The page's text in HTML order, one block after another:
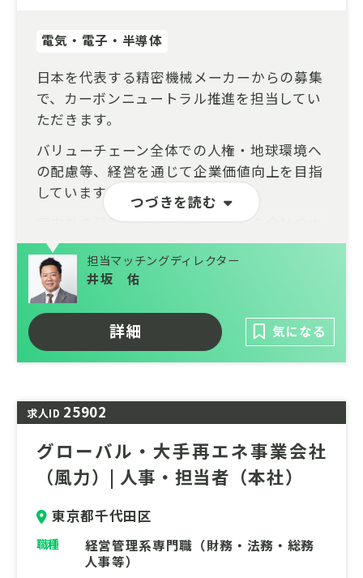
われます。
ノロジーに触れたい」「地球の未来に貢献し
たい」そんなあなたの情熱を、ぜひ当社で形
にしませんか？
つづきを読む
電気・電子・半導体
日本を代表する精密機械メーカーからの募集
で、カーボンニュートラル推進を担当してい
ただきます。
バリューチェーン全体での人権・地球環境へ
の配慮等、経営を通じて企業価値向上を目指
しています。
国内外の最新動向を読み解きながら全社のカ
ーボンニュートラル推進立案から実行までを
担っていただくポジションです。
将来的にはサステナビリティ推進活動の戦略
策定や取り組みの統括をお任せします。
ご応募・お問い合わせをお待ちしておりま
す。
担当マッチングディレクター
井坂 佑
詳細 気になる
求人ID 25902
グローバル・大手再エネ事業会社
（風力）| 人事・担当者（本社）
東京都千代田区
職種
経営管理系専門職（財務・法務・総務
人事等）